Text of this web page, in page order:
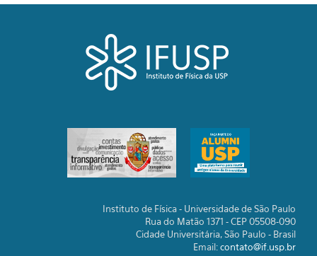
Instituto de Física - Universidade de São Paulo
Rua do Matão 1371 - CEP 05508-090
Cidade Universitária, São Paulo - Brasil
Email:contato@if.usp.br